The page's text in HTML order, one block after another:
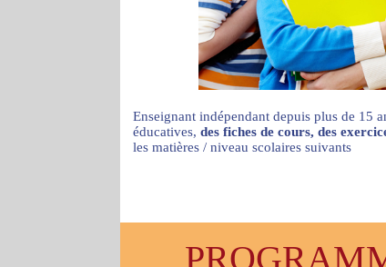
Enseignant indépendant depuis plus de 15
éducatives, des fiches de cours, des
les matières / niveau scolaires suivants